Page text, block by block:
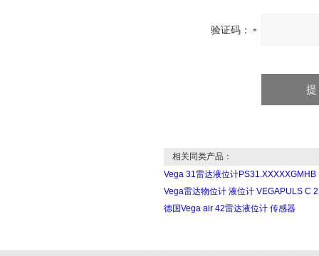
验证码：
相关同类产品：
Vega 31雷达液位计PS31.XXXXXGMHB
Vega雷达物位计 液位计 VEGAPULS C
德国Vega air 42雷达液位计 传感器